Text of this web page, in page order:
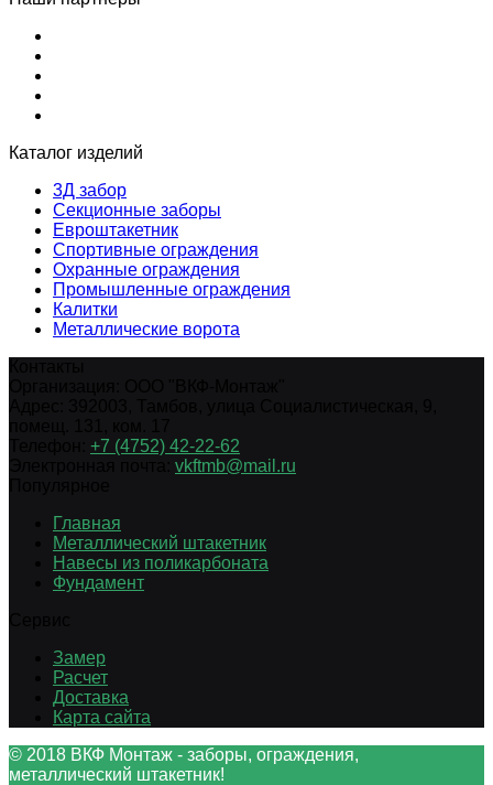
Каталог изделий
3Д забор
Секционные заборы
Евроштакетник
Спортивные ограждения
Охранные ограждения
Промышленные ограждения
Калитки
Металлические ворота
+7 (4752) 42-22-62
vkftmb@mail.ru
Главная
Металлический штакетник
Навесы из поликарбоната
Фундамент
Замер
Расчет
Доставка
Карта сайта
© 2018 ВКФ Монтаж - заборы, ограждения,
металлический штакетник!